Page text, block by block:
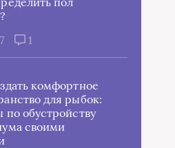
1
комфортное
для рыбок:
по обустройству
своими